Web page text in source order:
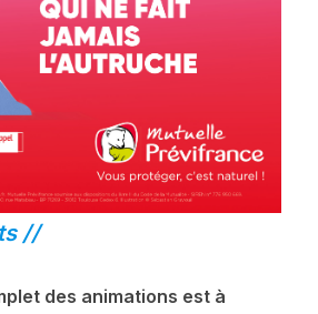
//
des animations est à